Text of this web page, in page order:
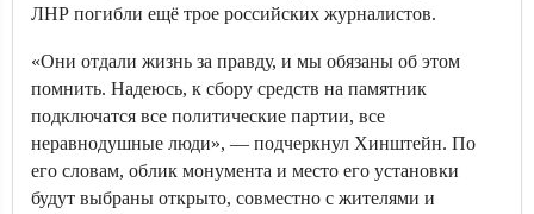
ЛНР погибли ещё трое российских журналистов.
«Они отдали жизнь за правду, и мы обязаны об этом
помнить. Надеюсь, к сбору средств на памятник
подключатся все политические партии, все
неравнодушные люди», — подчеркнул Хинштейн. По
его словам, облик монумента и место его установки
будут выбраны открыто, совместно с жителями и